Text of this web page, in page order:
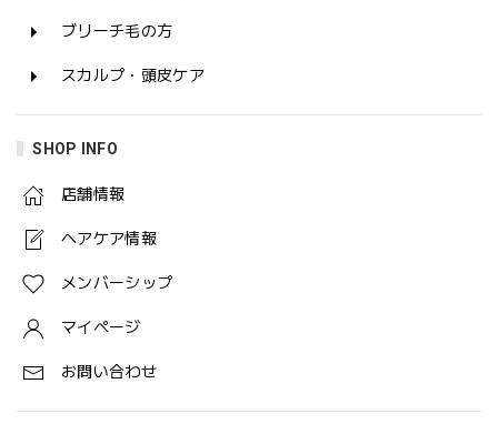
ブリーチ毛の方
スカルプ・頭皮ケア
SHOP INFO
店舗情報
ヘアケア情報
メンバーシップ
マイページ
お問い合わせ